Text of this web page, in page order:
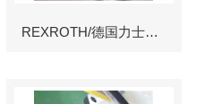
REXROTH/德国力士乐叶片泵